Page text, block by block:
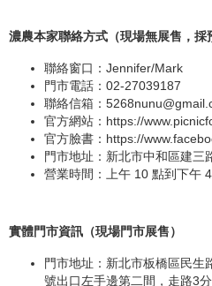
濃農本家聯絡方式（現場無展售，採
聯絡窗口：Jennifer/Mark
門市電話：02-27039187
聯絡信箱：
官方網站： https://
官方臉書： https://
門市地址：新北市中和區建三
營業時間：上午 10 點到下午
實體門市資訊（現場門市展售）
門市地址：新北市板橋區民生
號出口左手邊第二間，走路3分